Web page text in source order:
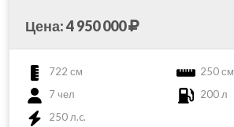
Цена: 4 950 000
722 см
250 см
7 чел
200 л
250 л.c.